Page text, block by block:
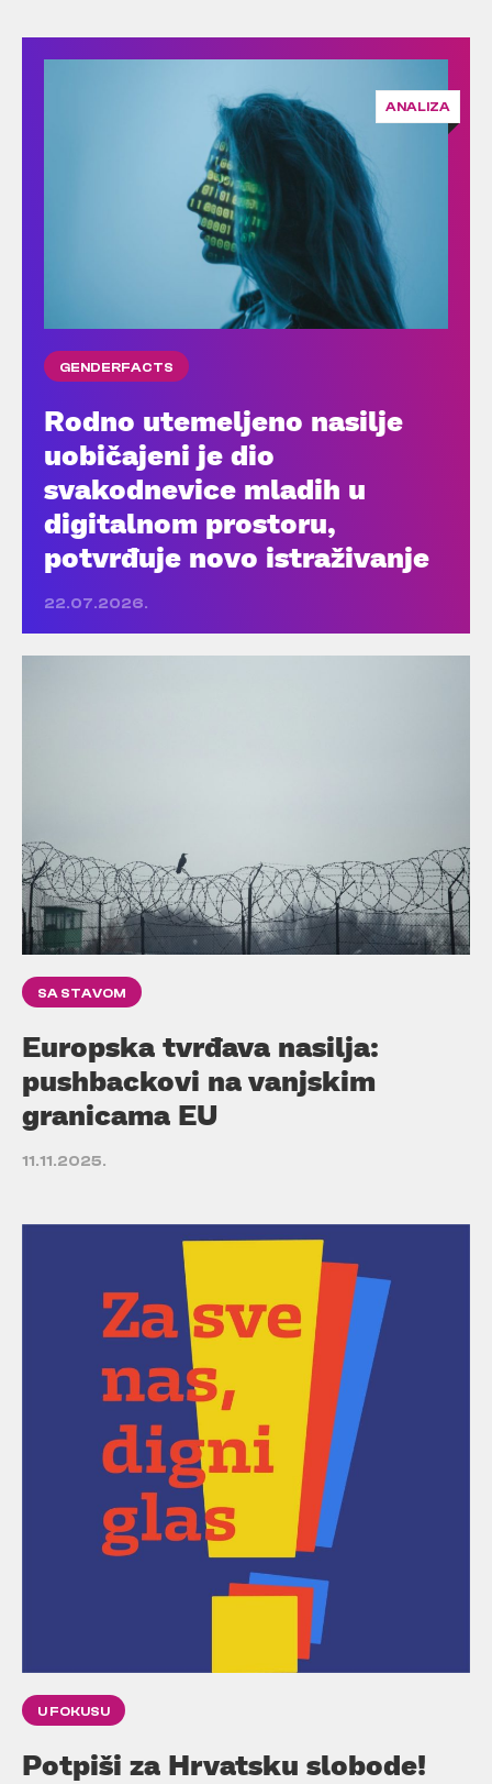
ANALIZA
GENDERFACTS
Rodno utemeljeno nasilje
uobičajeni je dio
svakodnevice mladih u
digitalnom prostoru,
potvrđuje novo istraživanje
22.07.2026.
SA STAVOM
Europska tvrđava nasilja:
pushbackovi na vanjskim
granicama EU
11.11.2025.
U FOKUSU
Potpiši za Hrvatsku slobode!